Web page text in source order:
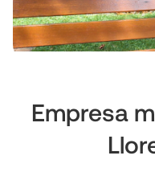
Empresa